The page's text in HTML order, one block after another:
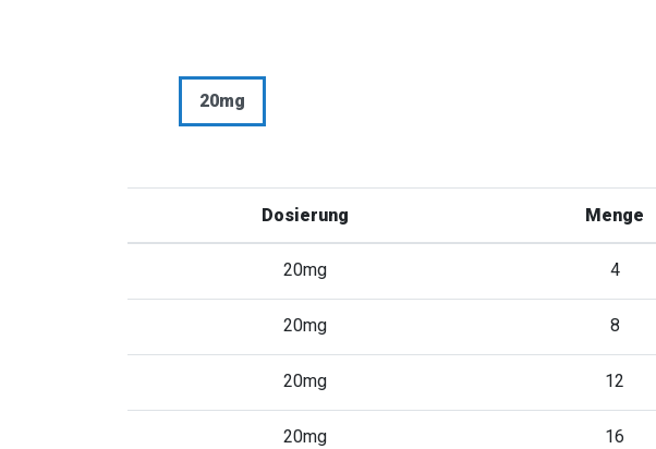
20mg
Dosierung Menge
20mg 4
20mg 8
20mg 12
20mg 16